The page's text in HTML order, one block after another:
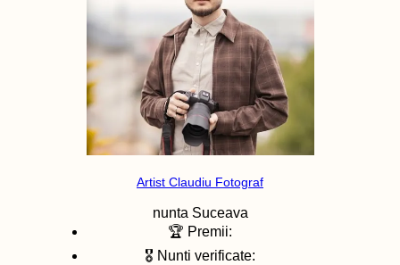
Artist Claudiu Fotograf
nunta Suceava
🏆 Premii:
🎖️ Nunti verificate: